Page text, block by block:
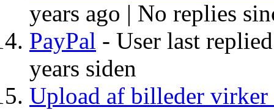
years ago | No replies
PayPal - User last
years siden
Upload af billeder virker